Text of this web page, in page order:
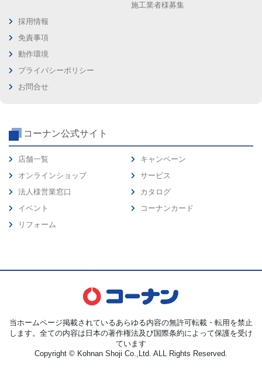
施工業者様募集
採用情報
免責事項
動作環境
プライバシーポリシー
お問合せ
コーナン公式サイト
店舗一覧
オンラインショップ
法人様営業窓口
イベント
リフォーム
キャンペーン
サービス
カタログ
コーナンカード
当ホームページ掲載されているあらゆる内容の無許可転載・転用を禁止
します。全ての内容は日本の著作権法及び国際条約によって保護を受け
ています
Copyright © Kohnan Shoji Co.,Ltd. ALL Rights Reserved.